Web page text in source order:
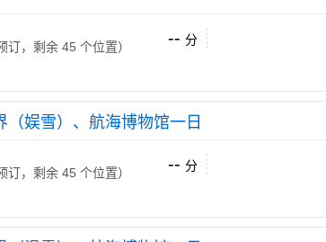
，剩余 45 个位置）
-- 分
（娱雪）、航海博物馆一日
，剩余 45 个位置）
-- 分